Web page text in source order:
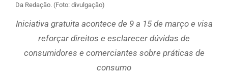
Da Redação. (Foto: divulgação)
Iniciativa gratuita acontece de 9 a 15 de março e visa
reforçar direitos e esclarecer dúvidas de
consumidores e comerciantes sobre práticas de
consumo